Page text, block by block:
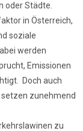
oder Städte.
in Österreich,
soziale
werden
Emissionen
Doch auch
zunehmend
zu